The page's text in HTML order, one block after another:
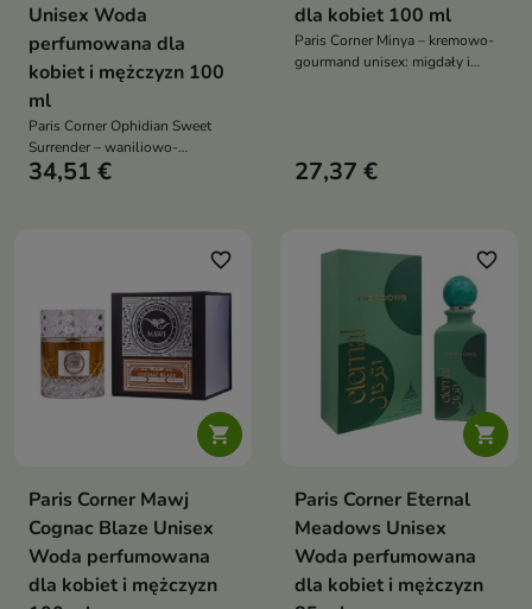
Unisex Woda
perfumowana dla
kobiet i mężczyzn 100
ml
Paris Corner Ophidian Sweet
Surrender – waniliowo-
gourmand unisex: czerwone
34,51 €
dla kobiet 100 ml
Paris Corner Minya – kremowo-
gourmand unisex: migdały i
27,37 €

favorite_border
Paris Corner Mawj
Cognac Blaze Unisex
Woda perfumowana
dla kobiet i mężczyzn

favorite_border
Paris Corner Eternal
Meadows Unisex
Woda perfumowana
dla kobiet i mężczyzn